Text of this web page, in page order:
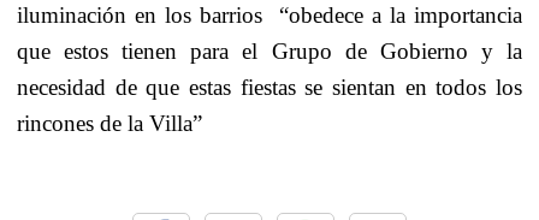
iluminación en los barrios
“obedece a la importancia
que estos tienen para el Grupo de Gobierno y la
necesidad de que estas fiestas se sientan en todos los
rincones de la Villa”